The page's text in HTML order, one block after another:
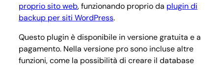
proprio sito web, funzionando proprio da plugin di
backup per siti WordPress.
Questo plugin è disponibile in versione gratuita e a
pagamento. Nella versione pro sono incluse altre
funzioni, come la possibilità di creare il database